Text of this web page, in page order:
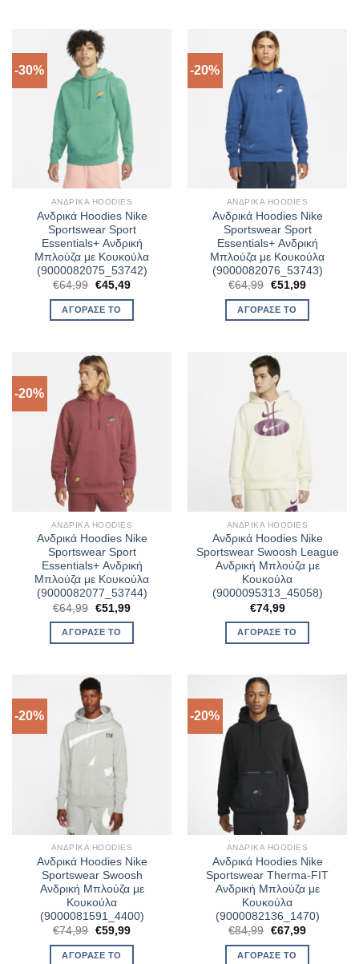
-30%
ΑΝΔΡΙΚΆ HOODIES
Ανδρικά Hoodies Nike
Sportswear Sport
Essentials+ Ανδρική
Μπλούζα με Κουκούλα
(9000082075_53742)
€64,99 Original
was:
€64,99.
€45,49Η
ΑΓΌΡΑΣΈ ΤΟ
-20%
ΑΝΔΡΙΚΆ HOODIES
Ανδρικά Hoodies Nike
Sportswear Sport
Essentials+ Ανδρική
Μπλούζα με Κουκούλα
(9000082076_53743)
€64,99 Original
was:
€64,99.
€51,99Η
ΑΓΌΡΑΣΈ ΤΟ
-20%
ΑΝΔΡΙΚΆ HOODIES
Ανδρικά Hoodies Nike
Sportswear Sport
Essentials+ Ανδρική
Μπλούζα με Κουκούλα
(9000082077_53744)
€64,99 Original
price
was:
€64,99.
€51,99Η
ΑΓΌΡΑΣΈ ΤΟ
ΑΝΔΡΙΚΆ HOODIES
Ανδρικά Hoodies Nike
Sportswear Swoosh League
Ανδρική Μπλούζα με
Κουκούλα
(9000095313_45058)
€74,99
ΑΓΌΡΑΣΈ ΤΟ
-20%
ΑΝΔΡΙΚΆ HOODIES
Ανδρικά Hoodies Nike
Sportswear Swoosh
Ανδρική Μπλούζα με
Κουκούλα
(9000081591_4400)
€74,99 Original
was:
€74,99.
€59,99Η
ΑΓΌΡΑΣΈ ΤΟ
-20%
ΑΝΔΡΙΚΆ HOODIES
Ανδρικά Hoodies Nike
Sportswear Therma-FIT
Ανδρική Μπλούζα με
Κουκούλα
(9000082136_1470)
€84,99 Original
was:
€84,99.
€67,99Η
ΑΓΌΡΑΣΈ ΤΟ